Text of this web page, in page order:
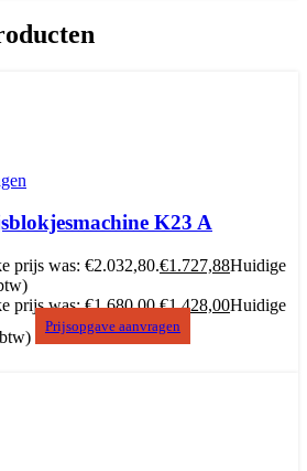
K23 A
prijs was: €2.032,80.€1.727,88Huidige
prijs was: €1.680,00.€1.428,00Huidige
Prijsopgave aanvragen